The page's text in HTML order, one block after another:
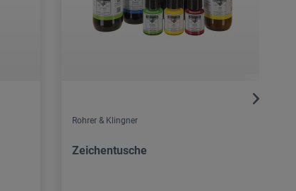
Rohrer & Klingner
Zeichentusche